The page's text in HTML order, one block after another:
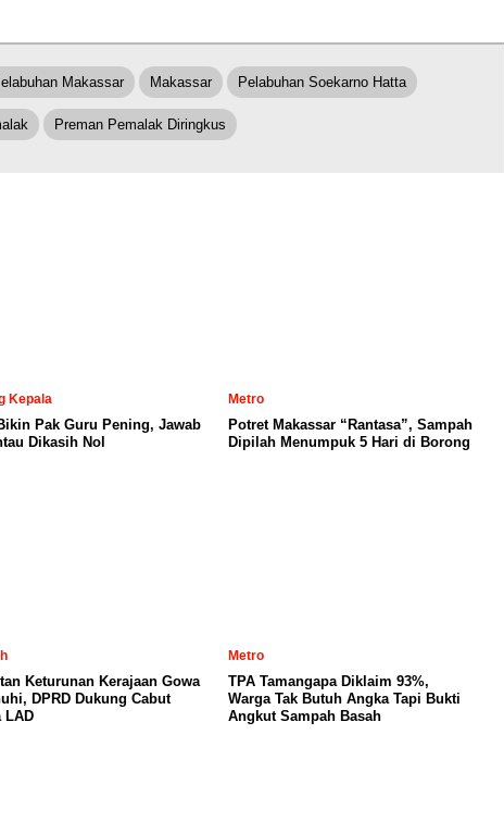
Makassar Makassar Pelabuhan Soekarno Hatta
Preman Pemalak Diringkus
Kepala
Pak Guru Pening, Jawab
Dikasih Nol
Metro
Potret Makassar “Rantasa”, Sampah
Dipilah Menumpuk 5 Hari di Borong
Keturunan Kerajaan Gowa
DPRD Dukung Cabut
LAD
Metro
TPA Tamangapa Diklaim 93%,
Warga Tak Butuh Angka Tapi Bukti
Angkut Sampah Basah